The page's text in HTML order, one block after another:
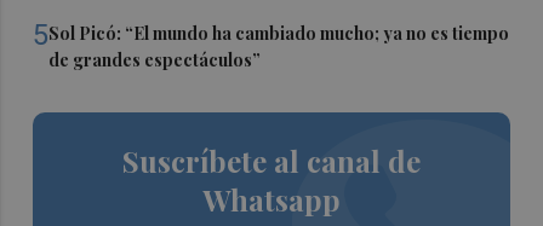
5Sol Picó: “El mundo ha cambiado mucho; ya no es tiempo
de grandes espectáculos”
Suscríbete al canal de
Whatsapp